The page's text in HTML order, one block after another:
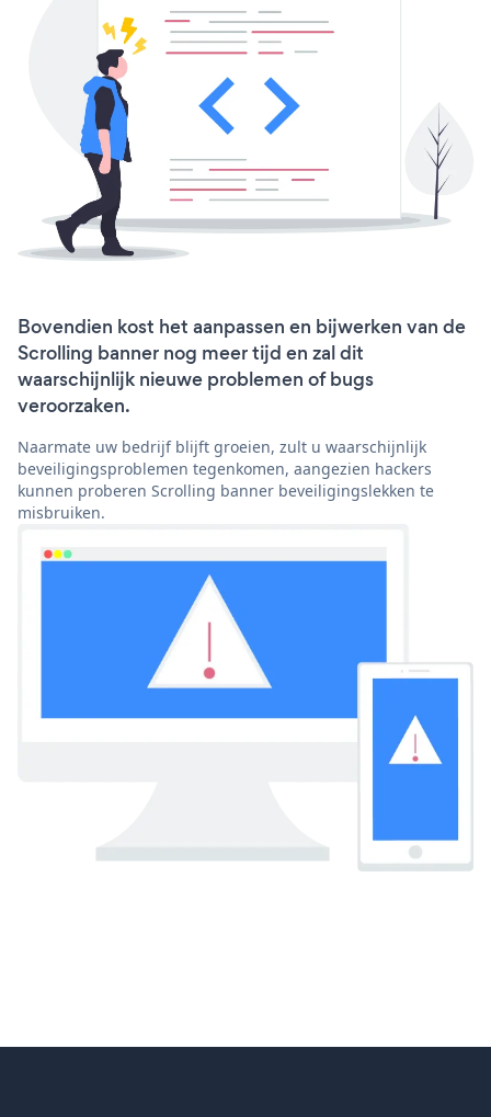
Bovendien kost het aanpassen en bijwerken van de
Scrolling banner nog meer tijd en zal dit
waarschijnlijk nieuwe problemen of bugs
veroorzaken.
Naarmate uw bedrijf blijft groeien, zult u waarschijnlijk
beveiligingsproblemen tegenkomen, aangezien hackers
kunnen proberen Scrolling banner beveiligingslekken te
misbruiken.